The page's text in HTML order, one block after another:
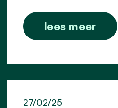
lees meer
27/02/25